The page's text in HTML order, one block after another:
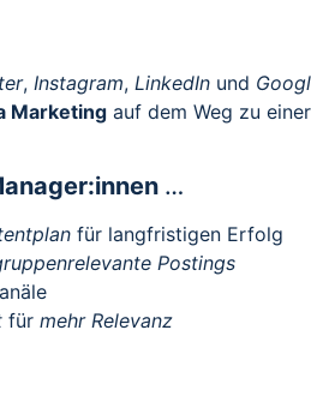
, Instagram, LinkedIn und
Marketing auf dem Weg zu
…
für langfristigen Erfolg
Postings
für mehr Relevanz